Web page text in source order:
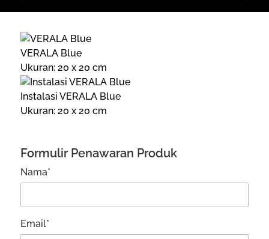
VERALA Blue
Ukuran: 20 x 20 cm
Instalasi VERALA Blue
Ukuran: 20 x 20 cm
Formulir Penawaran Produk
Nama*
Email*